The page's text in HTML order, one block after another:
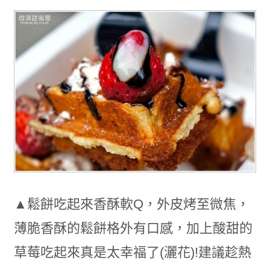
▲鬆餅吃起來香酥軟Q，外皮烤至微焦，
薄脆香酥的鬆餅格外有口感，加上酸甜的
草莓吃起來真是太幸福了(灑花)!建議趁熱